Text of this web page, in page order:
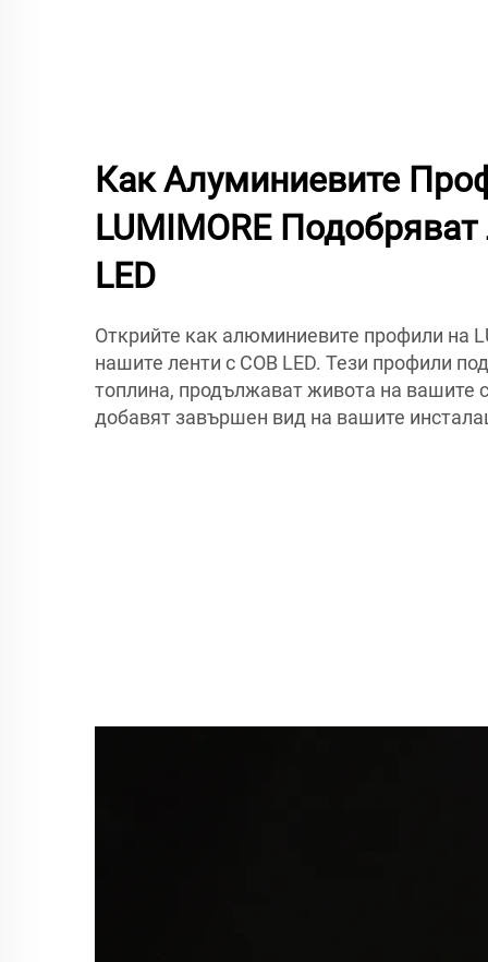
Как Алуминиевите
LUMIMORE
LED
Открийте как алюминиевите профили на
нашите ленти с COB LED. Тези профили
топлина, продължават живота на вашите
добавят завършен вид на вашите